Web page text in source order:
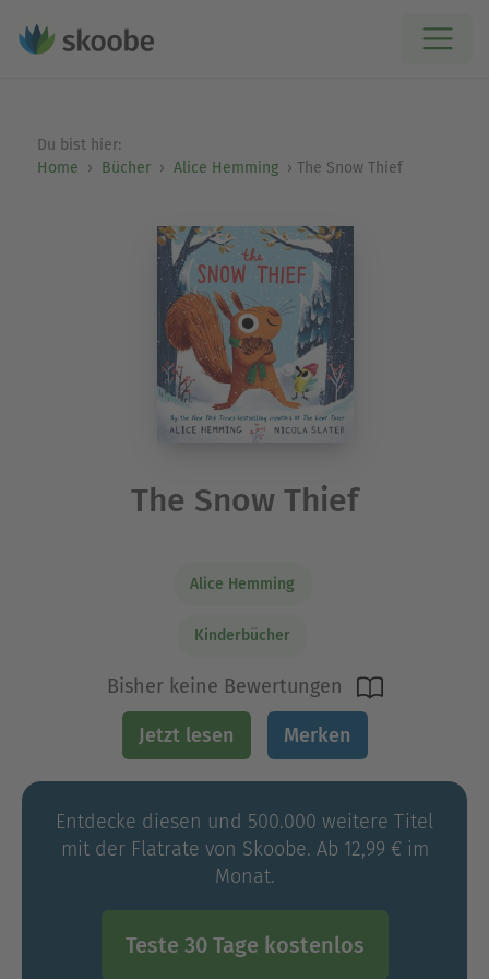
Du bist hier:
Home
Bücher Alice Hemming The Snow Thief
The Snow Thief
Alice Hemming
Kinderbücher
Bisher keine Bewertungen
Jetzt lesen Merken
Entdecke diesen und 500.000 weitere Titel
mit der Flatrate von Skoobe. Ab 12,99 € im
Monat.
Teste 30 Tage kostenlos